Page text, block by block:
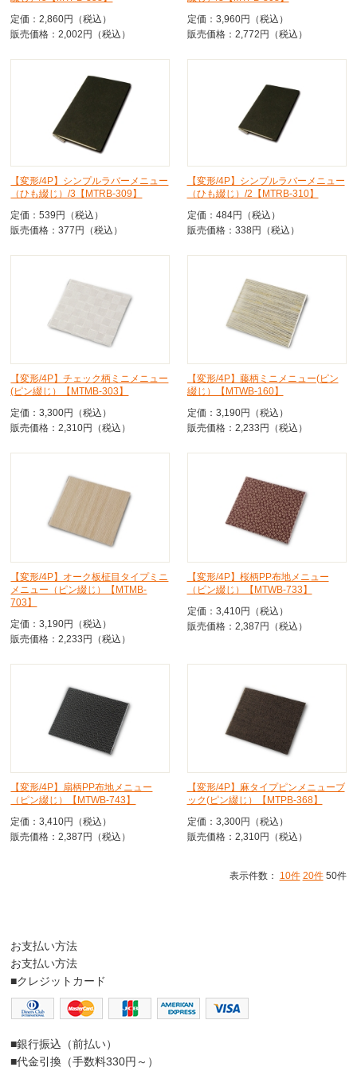
定価：2,860円（税込）
販売価格：2,002円（税込）
定価：3,960円（税込）
販売価格：2,772円（税込）
【変形/4P】シンプルラバーメニュー
（ひも綴じ）/3【MTRB-309】
定価：539円（税込）
販売価格：377円（税込）
【変形/4P】シンプルラバーメニュー
（ひも綴じ）/2【MTRB-310】
定価：484円（税込）
販売価格：338円（税込）
【変形/4P】チェック柄ミニメニュー
(ピン綴じ）【MTMB-303】
定価：3,300円（税込）
販売価格：2,310円（税込）
【変形/4P】藤柄ミニメニュー(ピン
綴じ）【MTWB-160】
定価：3,190円（税込）
販売価格：2,233円（税込）
【変形/4P】オーク板柾目タイプミニ
メニュー（ピン綴じ）【MTMB-
703】
定価：3,190円（税込）
販売価格：2,233円（税込）
【変形/4P】桜柄PP布地メニュー
（ピン綴じ）【MTWB-733】
定価：3,410円（税込）
販売価格：2,387円（税込）
【変形/4P】扇柄PP布地メニュー
（ピン綴じ）【MTWB-743】
定価：3,410円（税込）
販売価格：2,387円（税込）
【変形/4P】麻タイプピンメニューブ
ック(ピン綴じ）【MTPB-368】
定価：3,300円（税込）
販売価格：2,310円（税込）
表示件数： 10件 20件50件
お支払い方法
お支払い方法
■クレジットカード
■銀行振込（前払い）
■代金引換（手数料330円～）